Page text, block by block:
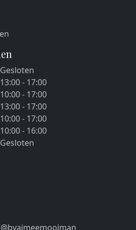
Gesloten
13:00 - 17:00
10:00 - 17:00
13:00 - 17:00
10:00 - 17:00
10:00 - 16:00
Gesloten